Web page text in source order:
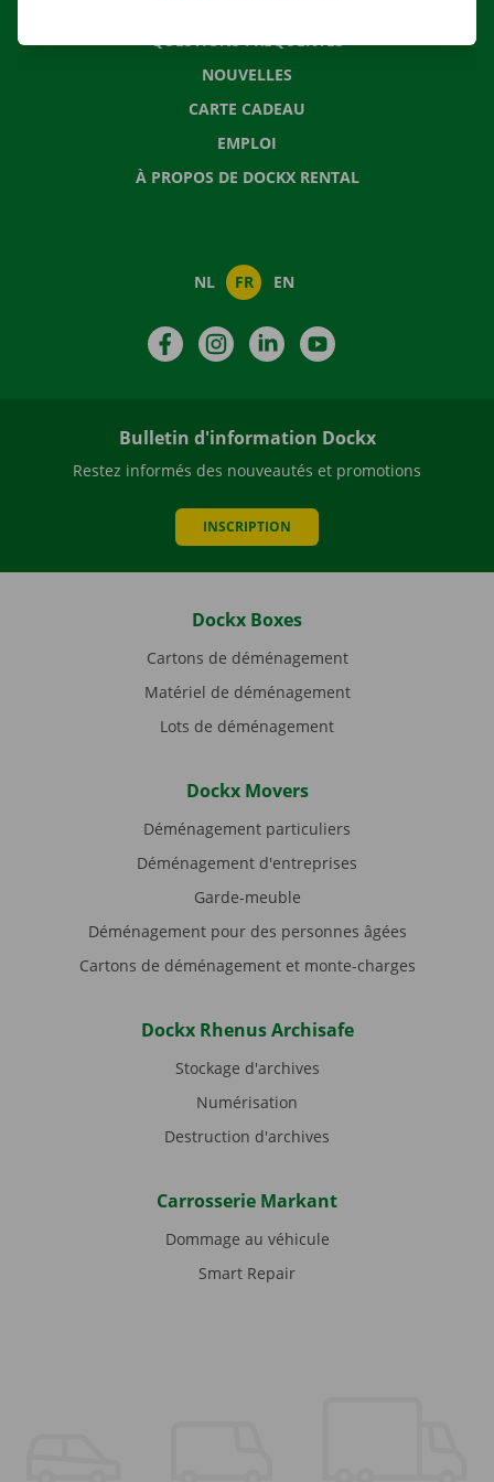
QUESTIONS FRÉQUENTES
NOUVELLES
CARTE CADEAU
EMPLOI
À PROPOS DE DOCKX RENTAL
NL FR EN
FacebookInstagramLinkedIn
Bulletin d'information Dockx
Restez informés des nouveautés et promotions
INSCRIPTION
Dockx Boxes
Cartons de déménagement
Matériel de déménagement
Lots de déménagement
Dockx Movers
Déménagement particuliers
Déménagement d'entreprises
Garde-meuble
Déménagement pour des personnes âgées
Cartons de déménagement et monte-charges
Dockx Rhenus Archisafe
Stockage d'archives
Numérisation
Destruction d'archives
Carrosserie Markant
Dommage au véhicule
Smart Repair